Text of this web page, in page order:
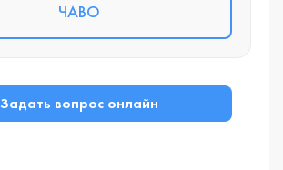
ЧАВО
Задать вопрос онлайн